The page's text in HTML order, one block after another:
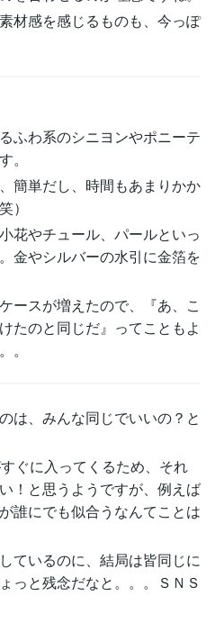
材感を感じるものも、今っぽ
ふわ系のシニヨンやポニーテ
。
簡単だし、時間もあまりかか
）
花やチュール、パールといっ
金やシルバーの水引に金箔を
ースが増えたので、『あ、こ
たのと同じだ』ってこともよ
。
は、みんな同じでいいの？と
ぐに入ってくるため、それ
！と思うようですが、例えば
誰にでも似合うなんてことは
ているのに、結局は皆同じに
っと残念だなと。。。ＳＮＳ